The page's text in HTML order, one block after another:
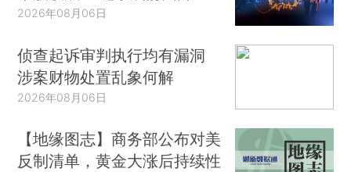
2026年08月06日
侦查起诉审判执行均有漏洞
涉案财物处置乱象何解
2026年08月06日
【地缘图志】商务部公布对美
反制清单，黄金大涨后持续性